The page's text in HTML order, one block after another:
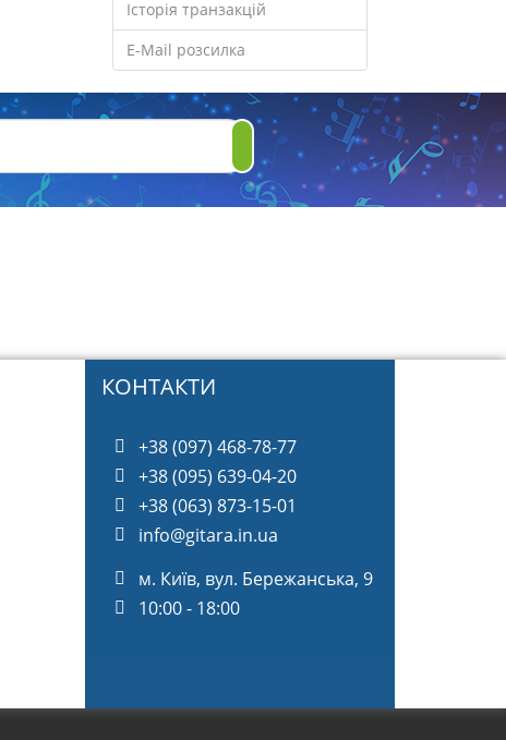
Історія транзакцій
E-Mail розсилка
КОНТАКТИ
+38 (097) 468-78-77
+38 (095) 639-04-20
+38 (063) 873-15-01
info@gitara.in.ua
м. Київ, вул. Бережанська, 9
10:00 - 18:00